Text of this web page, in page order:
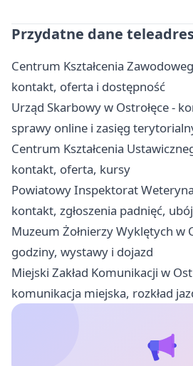
Przydatne dane
Centrum Kształcenia
kontakt, oferta i dostępność
Urząd Skarbowy w Ostrołęce -
sprawy online i zasięg
Centrum Kształcenia
kontakt, oferta, kursy
Powiatowy Inspektorat
kontakt, zgłoszenia padnięć,
Muzeum Żołnierzy Wyklętych w
godziny, wystawy i dojazd
Miejski Zakład Komunikacji w
komunikacja miejska, rozkład